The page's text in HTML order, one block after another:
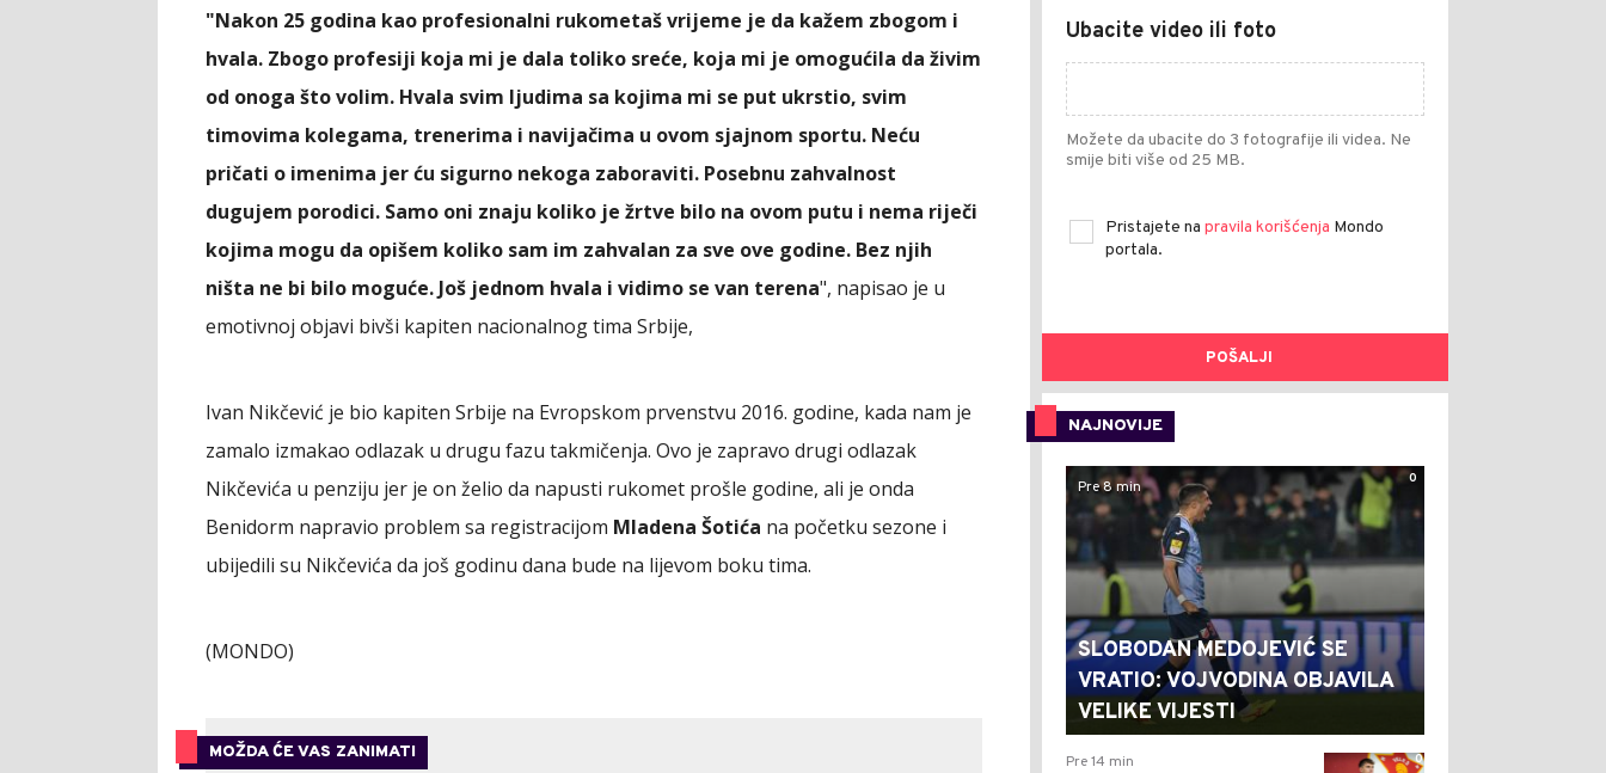
"Nakon 25 godina kao profesionalni rukometaš vrijeme je da kažem zbogom i
hvala. Zbogo profesiji koja mi je dala toliko sreće, koja mi je omogućila da živim
od onoga što volim. Hvala svim ljudima sa kojima mi se put ukrstio, svim
timovima kolegama, trenerima i navijačima u ovom sjajnom sportu. Neću
pričati o imenima jer ću sigurno nekoga zaboraviti. Posebnu zahvalnost
dugujem porodici. Samo oni znaju koliko je žrtve bilo na ovom putu i nema riječi
kojima mogu da opišem koliko sam im zahvalan za sve ove godine. Bez njih
ništa ne bi bilo moguće. Još jednom hvala i vidimo se van terena", napisao je u
emotivnoj objavi bivši kapiten nacionalnog tima Srbije,
Ivan Nikčević je bio kapiten Srbije na Evropskom prvenstvu 2016. godine, kada nam je
zamalo izmakao odlazak u drugu fazu takmičenja. Ovo je zapravo drugi odlazak
Nikčevića u penziju jer je on želio da napusti rukomet prošle godine, ali je onda
Benidorm napravio problem sa registracijom Mladena Šotića na početku sezone i
ubijedili su Nikčevića da još godinu dana bude na lijevom boku tima.
(MONDO)
MOŽDA ĆE VAS ZANIMATI
Ubacite video ili foto
Možete da ubacite do 3 fotografije ili videa. Ne
smije biti više od 25 MB.
Pristajete na pravila korišćenja Mondo
portala.
POŠALJI
NAJNOVIJE
0
Pre 8 min
SLOBODAN MEDOJEVIĆ SE
VRATIO: VOJVODINA OBJAVILA
VELIKE VIJESTI
0
Pre 14 min